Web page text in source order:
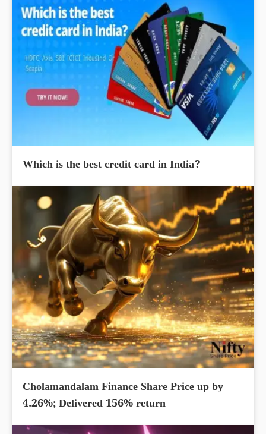
Which is the best credit card in India?
Cholamandalam Finance Share Price up by
4.26%; Delivered 156% return